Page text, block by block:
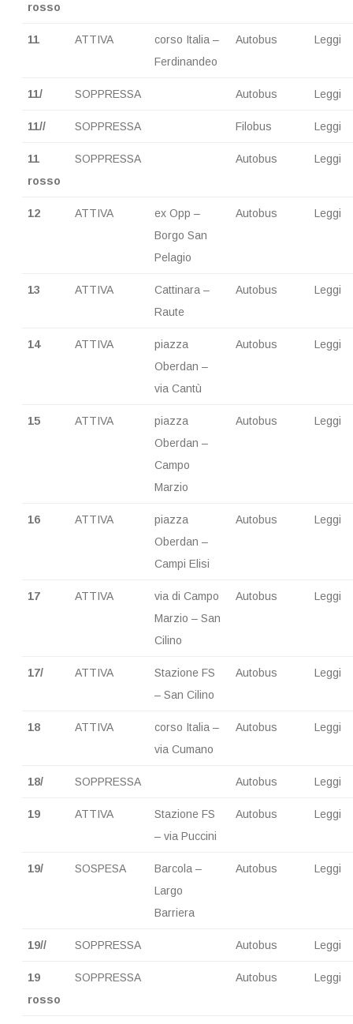
rosso
11 ATTIVA
corso Italia –
Ferdinandeo
Autobus Leggi
11/ SOPPRESSA Autobus Leggi
11// SOPPRESSA Filobus Leggi
11
rosso
SOPPRESSA Autobus Leggi
12 ATTIVA
ex Opp –
Borgo San
Pelagio
Autobus Leggi
13 ATTIVA
Cattinara –
Raute
Autobus Leggi
14 ATTIVA
piazza
Oberdan –
via Cantù
Autobus Leggi
15 ATTIVA
piazza
Oberdan –
Campo
Marzio
Autobus Leggi
16 ATTIVA
piazza
Oberdan –
Campi Elisi
Autobus Leggi
17 ATTIVA
via di Campo
Marzio – San
Cilino
Autobus Leggi
17/ ATTIVA
Stazione FS
– San Cilino
Autobus Leggi
18 ATTIVA
corso Italia –
via Cumano
Autobus Leggi
18/ SOPPRESSA Autobus Leggi
19 ATTIVA
Stazione FS
– via Puccini
Autobus Leggi
19/ SOSPESA
Barcola –
Largo
Barriera
Autobus Leggi
19// SOPPRESSA Autobus Leggi
19
rosso
SOPPRESSA Autobus Leggi